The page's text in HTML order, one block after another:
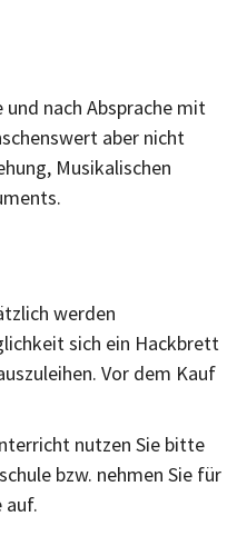
nach Absprache mit
aber nicht
Musikalischen
werden
sich ein Hackbrett
Vor dem Kauf
nutzen Sie bitte
bzw. nehmen Sie für
auf.